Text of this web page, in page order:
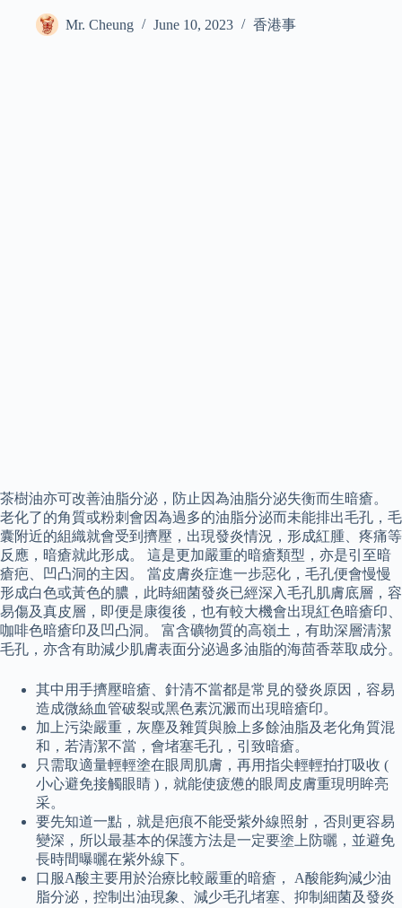
Mr. Cheung June 10, 2023 香港事
茶樹油亦可改善油脂分泌，防止因為油脂分泌失衡而生暗瘡。
老化了的角質或粉刺會因為過多的油脂分泌而未能排出毛孔，毛
囊附近的組織就會受到擠壓，出現發炎情況，形成紅腫、疼痛等
反應，暗瘡就此形成。 這是更加嚴重的暗瘡類型，亦是引至暗
瘡疤、凹凸洞的主因。 當皮膚炎症進一步惡化，毛孔便會慢慢
形成白色或黃色的膿，此時細菌發炎已經深入毛孔肌膚底層，容
易傷及真皮層，即便是康復後，也有較大機會出現紅色暗瘡印、
咖啡色暗瘡印及凹凸洞。 富含礦物質的高嶺土，有助深層清潔
毛孔，亦含有助減少肌膚表面分泌過多油脂的海茴香萃取成分。
其中用手擠壓暗瘡、針清不當都是常見的發炎原因，容易
造成微絲血管破裂或黑色素沉澱而出現暗瘡印。
加上污染嚴重，灰塵及雜質與臉上多餘油脂及老化角質混
和，若清潔不當，會堵塞毛孔，引致暗瘡。
只需取適量輕輕塗在眼周肌膚，再用指尖輕輕拍打吸收 (
小心避免接觸眼睛 )，就能使疲憊的眼周皮膚重現明眸亮
采。
要先知道一點，就是疤痕不能受紫外線照射，否則更容易
變深，所以最基本的保護方法是一定要塗上防曬，並避免
長時間曝曬在紫外線下。
口服A酸主要用於治療比較嚴重的暗瘡， A酸能夠減少油
脂分泌，控制出油現象、減少毛孔堵塞、抑制細菌及發炎